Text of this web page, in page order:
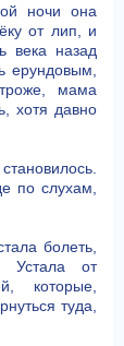
ночи она
от лип, и
века назад
ерундовым,
мама
хотя давно
по слухам,
болеть,
Устала от
которые,
туда,